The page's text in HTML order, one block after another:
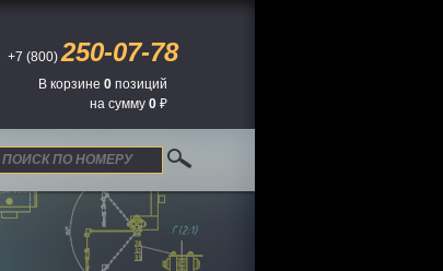
+7 (800)250-07-78
В корзине 0 позиций
на сумму 0 ₽